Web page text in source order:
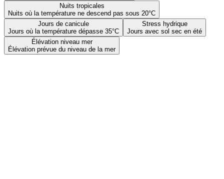
Nuits tropicales
Nuits où la température ne descend pas sous 20°C
Jours de canicule
Jours où la température dépasse 35°C
Stress hydrique
Jours avec sol sec en été
Élévation niveau mer
Élévation prévue du niveau de la mer